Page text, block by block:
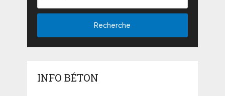
Recherche
INFO BÉTON